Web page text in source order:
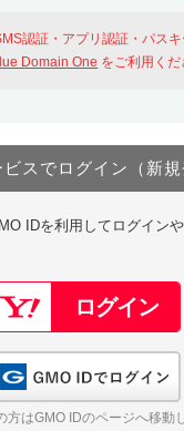
ンタルサーバーを含む最新の
Domain Oneにログイン
ID
はValue Domain Oneのログ
Domain Oneアカウント
以下でも登録可能
ID
認証・アプリ認証・パス
Domain One をご利用くだ
スでログイン（新規
IDを利用してログイン
方はGMO IDのページへ移動